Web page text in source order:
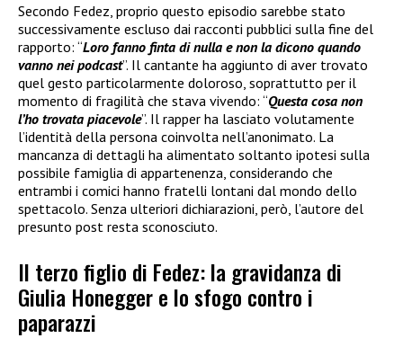
Secondo Fedez, proprio questo episodio sarebbe stato
successivamente escluso dai racconti pubblici sulla fine del
rapporto: “Loro fanno finta di nulla e non la dicono quando
vanno nei podcast”. Il cantante ha aggiunto di aver trovato
quel gesto particolarmente doloroso, soprattutto per il
momento di fragilità che stava vivendo: “Questa cosa non
l’ho trovata piacevole”. Il rapper ha lasciato volutamente
l’identità della persona coinvolta nell’anonimato. La
mancanza di dettagli ha alimentato soltanto ipotesi sulla
possibile famiglia di appartenenza, considerando che
entrambi i comici hanno fratelli lontani dal mondo dello
spettacolo. Senza ulteriori dichiarazioni, però, l’autore del
presunto post resta sconosciuto.
Il terzo figlio di Fedez: la gravidanza di
Giulia Honegger e lo sfogo contro i
paparazzi